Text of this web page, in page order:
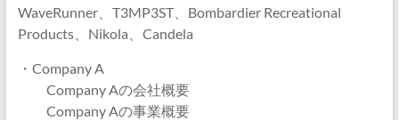
WaveRunner、T3MP3ST、Bombardier Recreational
Products、Nikola、Ca​​ndela
・Company A
Company Aの会社概要
Company Aの事業概要